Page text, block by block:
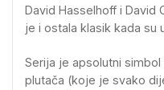
David Hasselhoff i David
je i ostala klasik kada su
Serija je apsolutni
plutača (koje je svako